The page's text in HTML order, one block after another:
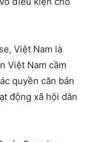
Việt Nam là
Việt Nam cầm
quyền căn bản
động xã hội dân